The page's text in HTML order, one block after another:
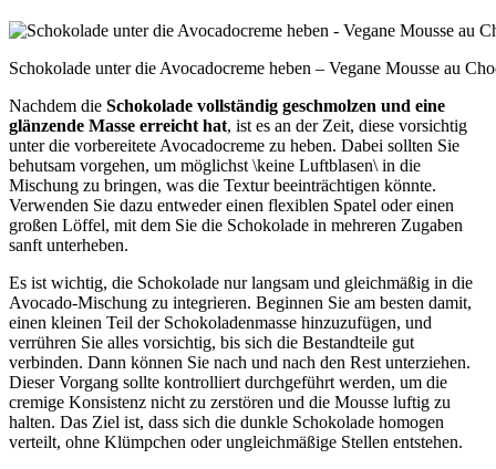
Schokolade unter die Avocadocreme heben – Vegane Mousse au
Nachdem die Schokolade vollständig geschmolzen und eine
glänzende Masse erreicht hat, ist es an der Zeit, diese vorsichtig
unter die vorbereitete Avocadocreme zu heben. Dabei sollten Sie
behutsam vorgehen, um möglichst \keine Luftblasen\ in die
Mischung zu bringen, was die Textur beeinträchtigen könnte.
Verwenden Sie dazu entweder einen flexiblen Spatel oder einen
großen Löffel, mit dem Sie die Schokolade in mehreren Zugaben
sanft unterheben.
Es ist wichtig, die Schokolade nur langsam und gleichmäßig in die
Avocado-Mischung zu integrieren. Beginnen Sie am besten damit,
einen kleinen Teil der Schokoladenmasse hinzuzufügen, und
verrühren Sie alles vorsichtig, bis sich die Bestandteile gut
verbinden. Dann können Sie nach und nach den Rest unterziehen.
Dieser Vorgang sollte kontrolliert durchgeführt werden, um die
cremige Konsistenz nicht zu zerstören und die Mousse luftig zu
halten. Das Ziel ist, dass sich die dunkle Schokolade homogen
verteilt, ohne Klümpchen oder ungleichmäßige Stellen entstehen.